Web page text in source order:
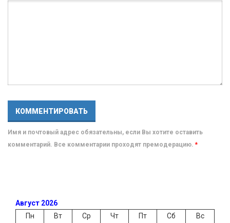
Имя и почтовый адрес обязательны, если Вы хотите оставить
комментарий. Все комментарии проходят премодерацию. *
Август 2026
Пн
Вт Ср Чт Пт Сб Вс